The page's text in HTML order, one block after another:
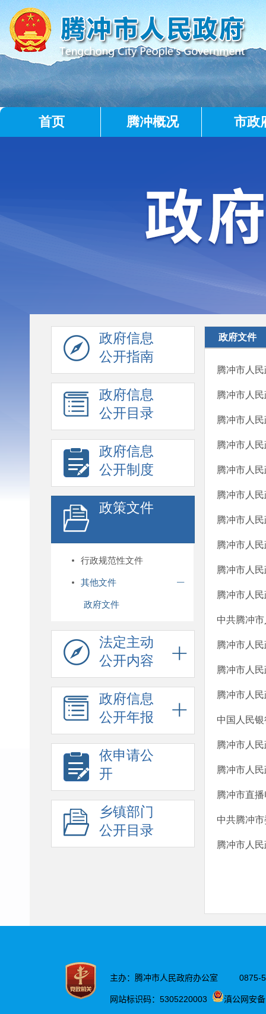
首页 腾冲概况 市政
政府信息
公开指南
政府信息
公开目录
政府信息
公开制度
政策文件
行政规范性文件
其他文件
政府文件
法定主动
公开内容
政府信息
公开年报
依申请公
开
乡镇部门
公开目录
政府文件
腾冲市人
腾冲市人
腾冲市人
腾冲市人
腾冲市人
腾冲市人
腾冲市人
腾冲市人
腾冲市人
腾冲市人
中共腾冲
腾冲市人
腾冲市人
腾冲市人
中国人民
腾冲市人
腾冲市人
腾冲市直
中共腾冲
腾冲市人